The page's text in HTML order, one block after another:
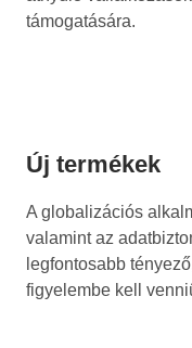
támogatására.
Új termékek
A globalizációs
valamint az
legfontosabb
figyelembe kell